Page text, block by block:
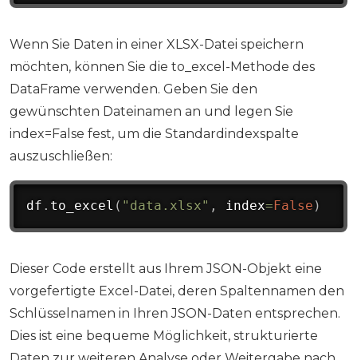
Wenn Sie Daten in einer XLSX-Datei speichern
möchten, können Sie die to_excel-Methode des
DataFrame verwenden. Geben Sie den
gewünschten Dateinamen an und legen Sie
index=False fest, um die Standardindexspalte
auszuschließen:
df . to_excel ( "data.xlsx" , index= False )
Dieser Code erstellt aus Ihrem JSON-Objekt eine
vorgefertigte Excel-Datei, deren Spaltennamen den
Schlüsselnamen in Ihren JSON-Daten entsprechen.
Dies ist eine bequeme Möglichkeit, strukturierte